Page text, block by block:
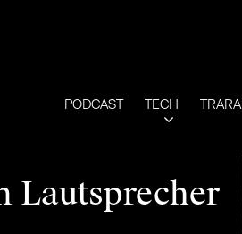
PODCAST TECH TRARA
Lautsprecher